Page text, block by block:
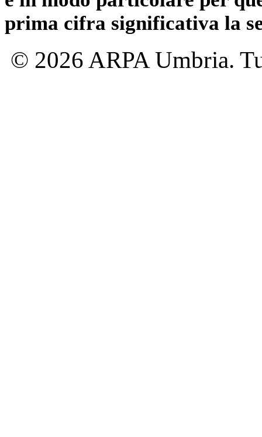
prima cifra significativa la
© 2026 ARPA Umbria.